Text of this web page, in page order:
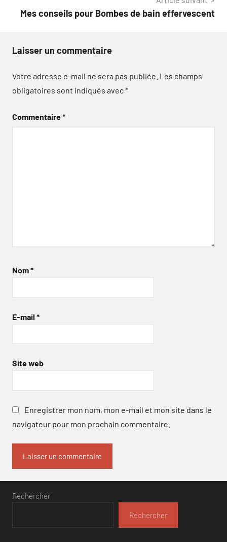
Mes conseils pour Bombes de bain effervescent
Laisser un commentaire
Votre adresse e-mail ne sera pas publiée. Les champs
obligatoires sont indiqués avec*
Commentaire*
Nom*
E-mail *
Site web
Enregistrer mon nom, mon e-mail et mon site dans le
navigateur pour mon prochain commentaire.
Rechercher
Rechercher